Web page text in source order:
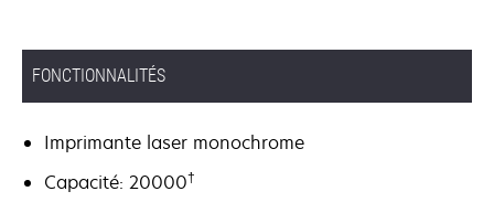
FONCTIONNALITÉS
Imprimante laser monochrome
Capacité: 20000†